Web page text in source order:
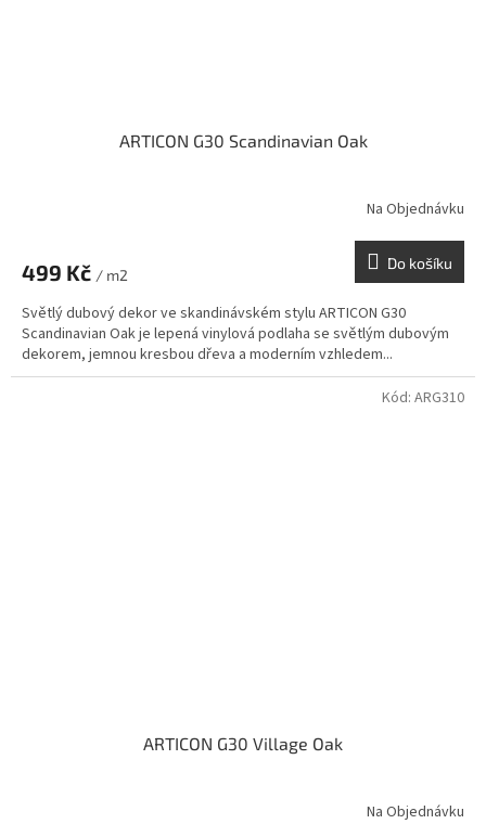
ARTICON G30 Scandinavian Oak
Na Objednávku
499 Kč / m2
Do košíku
Světlý dubový dekor ve skandinávském stylu ARTICON G30
Scandinavian Oak je lepená vinylová podlaha se světlým dubovým
dekorem, jemnou kresbou dřeva a moderním vzhledem...
ARTICON G30 Village Oak
Na Objednávku
Kód: ARG310